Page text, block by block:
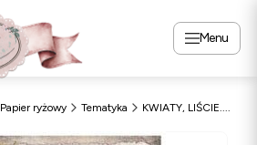
Menu
Papier ryżowy Tematyka KWIATY, LIŚCIE....